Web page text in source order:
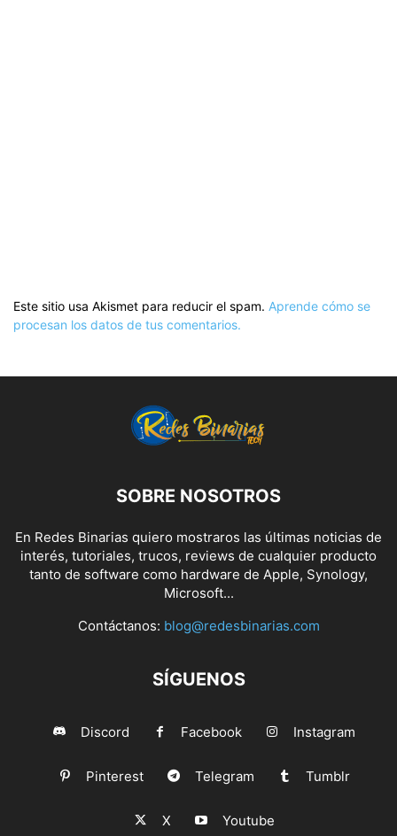
Este sitio usa Akismet para reducir el spam. Aprende cómo se
procesan los datos de tus comentarios.
SOBRE NOSOTROS
En Redes Binarias quiero mostraros las últimas noticias de
interés, tutoriales, trucos, reviews de cualquier producto
tanto de software como hardware de Apple, Synology,
Microsoft...
Contáctanos: blog@redesbinarias.com
SÍGUENOS
Discord Facebook Instagram
Pinterest Telegram Tumblr
X Youtube